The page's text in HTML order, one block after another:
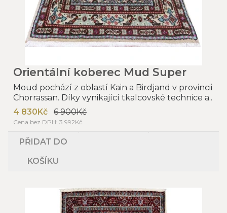
Orientální koberec Mud Super
Moud pochází z oblastí Kain a Birdjand v provincii
Chorrassan. Díky vynikající tkalcovské technice a..
4 830Kč
6 900Kč
Cena bez DPH: 3 992Kč
PŘIDAT DO
KOŠÍKU